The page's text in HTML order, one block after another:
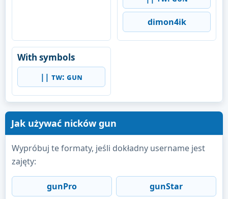
dimon4ik
With symbols
|| ᴛᴡ: ɢᴜɴ
Jak używać nicków gun
Wypróbuj te formaty, jeśli dokładny username jest
zajęty:
gunPro gunStar